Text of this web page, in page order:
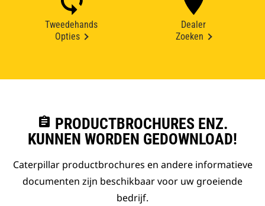
Tweedehands
Opties
Dealer
Zoeken
assignment PRODUCTBROCHURES ENZ.
KUNNEN WORDEN GEDOWNLOAD!
Caterpillar productbrochures en andere informatieve
documenten zijn beschikbaar voor uw groeiende
bedrijf.